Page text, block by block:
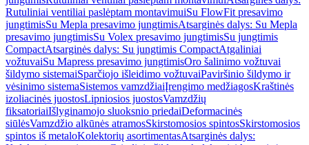
Rutuliniai ventiliai paslėptam montavimuiSu FlowFit presavimo
jungtimisSu Mepla presavimo jungtimisAtsarginės dalys: Su Mepla
presavimo jungtimisSu Volex presavimo jungtimisSu jungtimis
CompactAtsarginės dalys: Su jungtimis CompactAtgaliniai
vožtuvaiSu Mapress presavimo jungtimisOro šalinimo vožtuvai
šildymo sistemaiSparčiojo išleidimo vožtuvaiPaviršinio šildymo ir
vėsinimo sistemaSistemos vamzdžiaiĮrengimo medžiagosKraštinės
izoliacinės juostosLipniosios juostosVamzdžių
fiksatoriaiIšlyginamojo sluoksnio priedaiDeformacinės
siūlėsVamzdžio alkūnės atramosSkirstomosios spintosSkirstomosios
spintos iš metaloKolektorių asortimentasAtsarginės dalys: